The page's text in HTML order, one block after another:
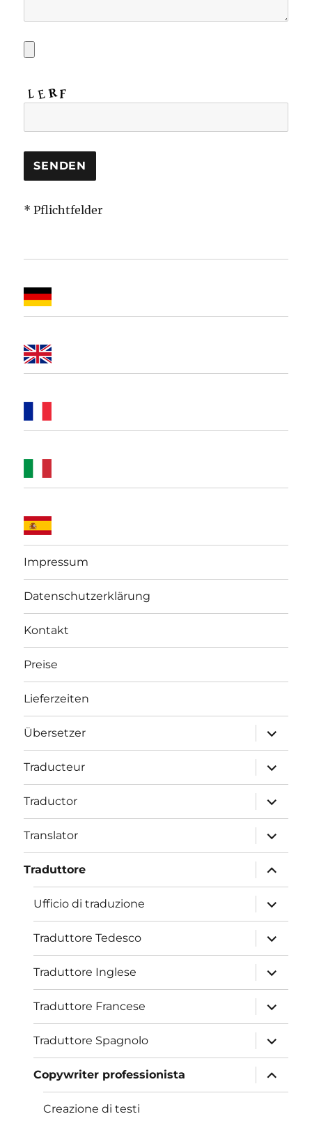
* Pflichtfelder
Impressum
Datenschutzerklärung
Kontakt
Preise
Lieferzeiten
Übersetzer
öffnen
Traducteur
öffnen
Traductor
öffnen
Translator
öffnen
Traduttore
öffnen
Ufficio di traduzione
öffnen
Traduttore Tedesco
öffnen
Traduttore Inglese
öffnen
Traduttore Francese
öffnen
Traduttore Spagnolo
öffnen
Copywriter professionista
öffnen
Creazione di testi